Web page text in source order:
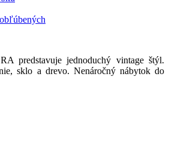
predstavuje jednoduchý vintage štýl.
sklo a drevo. Nenáročný nábytok do